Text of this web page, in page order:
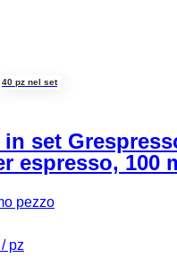
40 pz nel set
in set
espresso, 100
pezzo
pz